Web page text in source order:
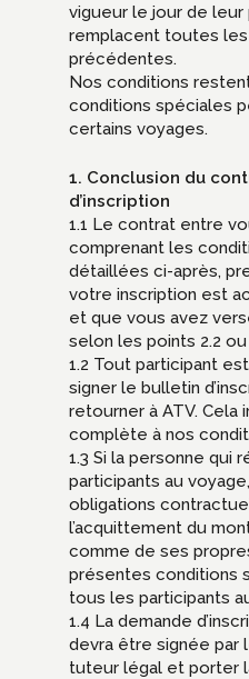
vigueur le jour de
remplacent toutes
précédentes.
Nos conditions
conditions spéciales
certains voyages.
1. Conclusion du
d’inscription
1.1 Le contrat entre
comprenant les
détaillées ci-après,
votre inscription est
et que vous avez
selon les points 2.2 ou
1.2 Tout participant
signer le bulletin
retourner à ATV. Cela
complète à nos
1.3 Si la personne qui
participants au
obligations
l’acquittement du
comme de ses
présentes conditions
tous les participants
1.4 La demande
devra être signée par
tuteur légal et porter